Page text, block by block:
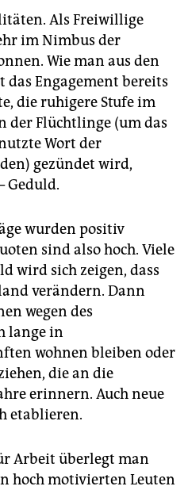
Als Freiwillige
im Nimbus der
Wie man aus den
Engagement bereits
die ruhigere Stufe im
der Flüchtlinge (um das
Wort der
gezündet wird,
Geduld.
wurden positiv
sind also hoch. Viele
wird sich zeigen, dass
verändern. Dann
wegen des
lange in
wohnen bleiben oder
die an die
erinnern. Auch neue
etablieren.
Arbeit überlegt man
hoch motivierten Leuten